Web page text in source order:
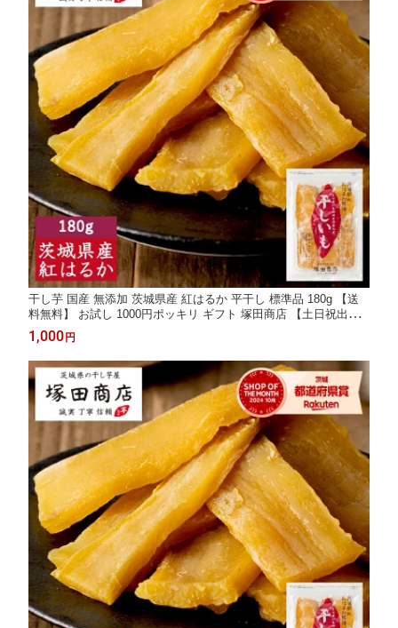
干し芋 国産 無添加 茨城県産 紅はるか 平干し 標準品 180g 【送
料無料】 お試し 1000円ポッキリ ギフト 塚田商店 【土日祝出
荷】 干しいも ほしいも さつまいも 和菓子 スイーツ おやつ お取
り寄せ
1,000円